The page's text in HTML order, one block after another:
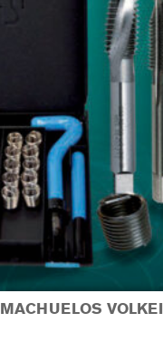
MACHUELOS VOLKEI